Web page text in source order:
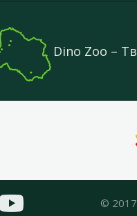
Dino Zoo –
©